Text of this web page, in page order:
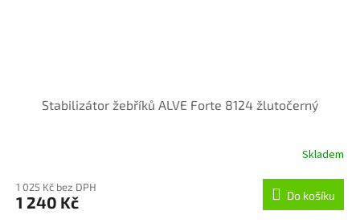
Stabilizátor žebříků ALVE Forte 8124 žlutočerný
Skladem
1 025 Kč bez DPH
1 240 Kč Do košíku